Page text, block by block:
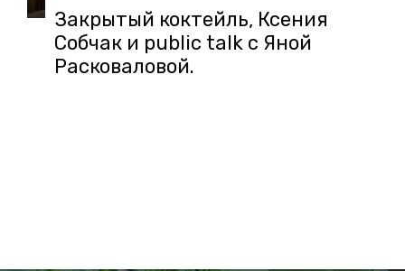
Закрытый коктейль, Ксения
Собчак и public talk с Яной
Расковаловой.